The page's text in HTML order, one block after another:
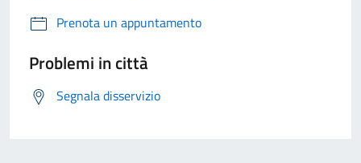
Prenota un appuntamento
Problemi in città
Segnala disservizio